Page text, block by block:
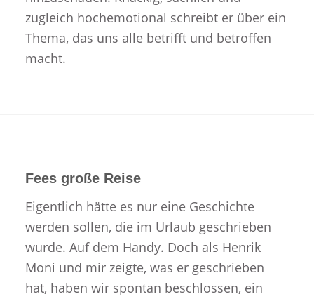
zugleich hochemotional schreibt er über ein
Thema, das uns alle betrifft und betroffen
macht.
Fees große Reise
Eigentlich hätte es nur eine Geschichte
werden sollen, die im Urlaub geschrieben
wurde. Auf dem Handy. Doch als Henrik
Moni und mir zeigte, was er geschrieben
hat, haben wir spontan beschlossen, ein